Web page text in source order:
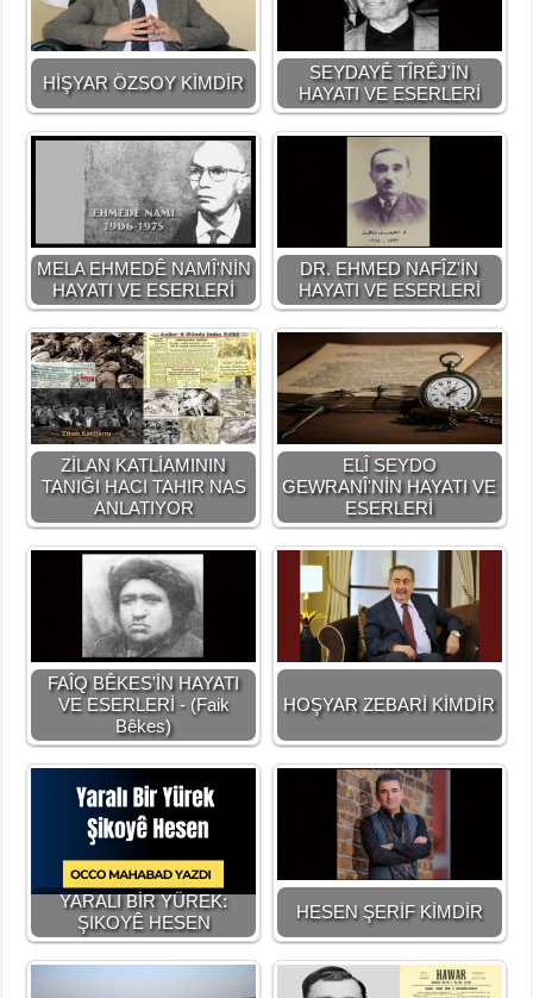
HİŞYAR ÖZSOY KİMDİR
SEYDAYÊ TÎRÊJ'İN
HAYATI VE ESERLERİ
MELA EHMEDÊ NAMÎ'NİN
HAYATI VE ESERLERİ
DR. EHMED NAFÎZ'İN
HAYATI VE ESERLERİ
ZİLAN KATLİAMININ
TANIĞI HACI TAHIR NAS
ANLATIYOR
ELÎ SEYDO
GEWRANÎ'NİN HAYATI VE
ESERLERİ
FAÎQ BÊKES'İN HAYATI
VE ESERLERİ - (Faik
Bêkes)
HOŞYAR ZEBARİ KİMDİR
YARALI BİR YÜREK:
ŞIKOYÊ HESEN
HESEN ŞERİF KİMDİR